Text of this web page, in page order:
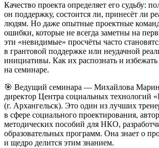
Качество проекта определяет его судьбу:
он поддержку, состоится ли, принесёт ли
людям. Но даже опытные проектные
ошибки, которые не всегда заметны на
эти «невидимые» просчёты часто
в грантовой поддержке или неудачной
инициативы. Как их распознать и
на семинаре.
🎯 Ведущий семинара — Михайлова
директор Центра социальных технологий
(г. Архангельск). Это один из лучших
в сфере социального проектирования,
методических пособий для НКО,
образовательных программ. Она знает о
и щедро делится этим знанием.